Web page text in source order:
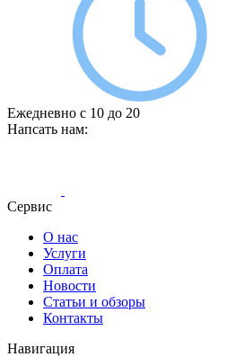
Ежедневно с 10 до 20
Напсать нам:
Сервис
О нас
Услуги
Оплата
Новости
Статьи и обзоры
Контакты
Навигация